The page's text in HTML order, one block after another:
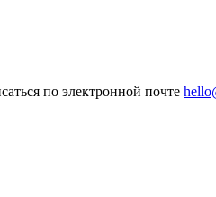
по электронной почте